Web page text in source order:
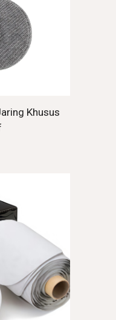
Khusus